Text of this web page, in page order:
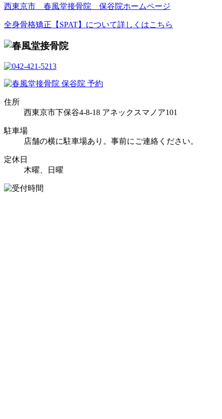
西東京市 春風堂接骨院 保谷院ホームページ
全身骨格矯正【SPAT】について詳しくはこちら
住所
西東京市下保谷4-8-18 アネックスマノア101
駐車場
店舗の横に駐車場あり。事前にご連絡ください。
定休日
木曜、日曜